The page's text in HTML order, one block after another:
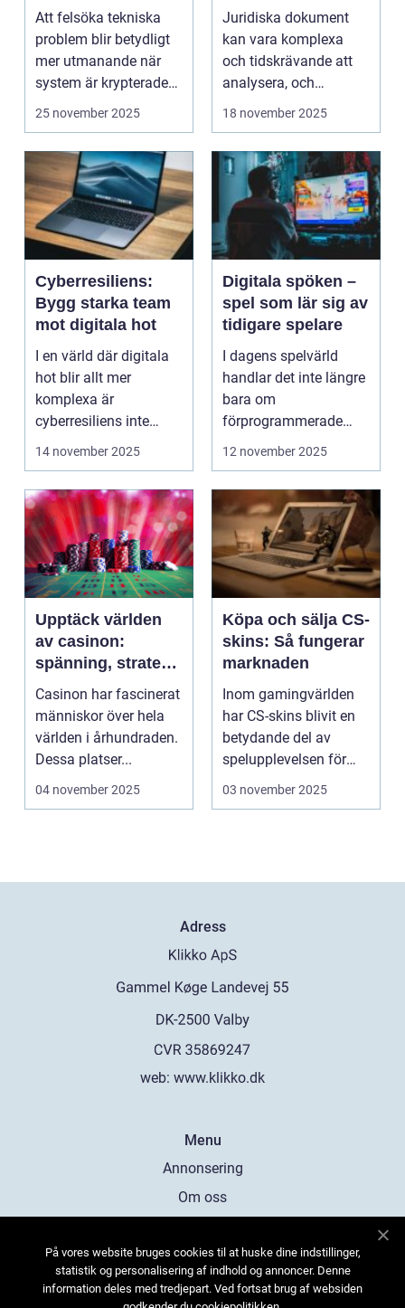
Att felsöka tekniska
problem blir betydligt
mer utmanande när
system är krypterade
oc...
25 november 2025
ng
Juridiska dokument
kan vara komplexa
och tidskrävande att
analysera, och
felaktigheter eller mi...
18 november 2025
Cyberresiliens:
Bygg starka team
mot digitala hot
I en värld där digitala
hot blir allt mer
komplexa är
cyberresiliens inte
längre...
14 november 2025
Digitala spöken –
spel som lär sig av
tidigare spelare
I dagens spelvärld
handlar det inte längre
bara om
förprogrammerade
banor och fasta m...
12 november 2025
Upptäck världen
av casinon:
spänning, strategi
och tur
Casinon har fascinerat
människor över hela
världen i århundraden.
Dessa platser...
04 november 2025
Köpa och sälja CS-
skins: Så fungerar
marknaden
Inom gamingvärlden
har CS-skins blivit en
betydande del av
spelupplevelsen för
många...
03 november 2025
Adress
web: www.klikko.dk
Menu
Annonsering
Om oss
Kontakta oss
Sitemap
På vores website bruges cookies til at huske dine indstillinger,
statistik og personalisering af indhold og annoncer. Denne
information deles med tredjepart. Ved fortsat brug af websiden